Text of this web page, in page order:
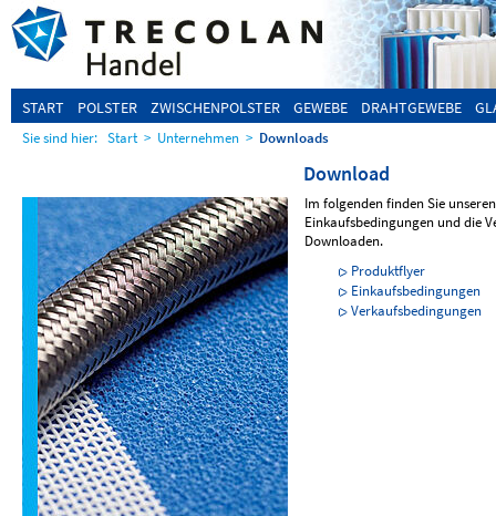
START POLSTER ZWISCHENPOLSTER GEWEBE DRAHTGEWEBE
Sie sind hier: Start > Unternehmen > Downloads
Download
Im folgenden finden Sie
Einkaufsbedingungen und die
Downloaden.
Produktflyer
Einkaufsbedingungen
Verkaufsbedingungen